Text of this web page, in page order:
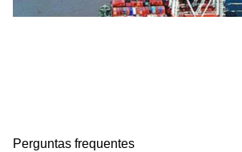
Perguntas frequentes